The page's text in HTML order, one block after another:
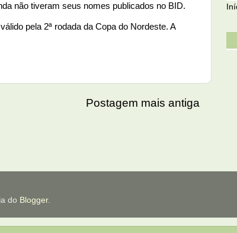
não tiveram seus nomes publicados no BID.
pela 2ª rodada da Copa do Nordeste. A
Postagem mais antiga
do Blogger.